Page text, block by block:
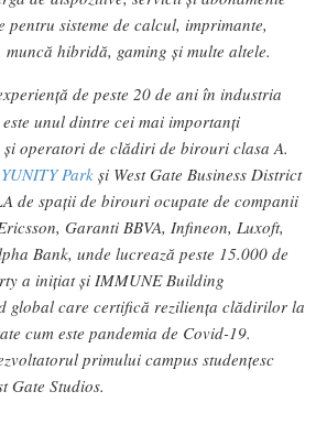
pentru sisteme de calcul, imprimante,
hibridă, gaming și multe altele.
de peste 20 de ani în industria
unul dintre cei mai importanți
operatori de clădiri de birouri clasa A.
YUNITY Park și West Gate Business District
de spații de birouri ocupate de companii
Garanti BBVA, Infineon, Luxoft,
Bank, unde lucrează peste 15.000 de
a inițiat și IMMUNE Building
global care certifică reziliența clădirilor la
cum este pandemia de Covid-19.
primului campus studențesc
Gate Studios.